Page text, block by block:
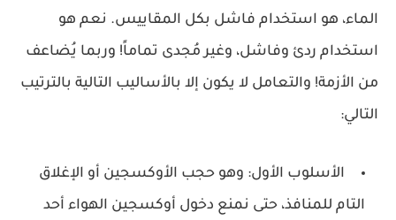
الماء، هو استخدام فاشل بكل المقاييس. نعم هو
استخدام ردئ وفاشل، وغير مُجدى تماماً! وربما يُضاعف
من الأزمة! والتعامل لا يكون إلا بالأساليب التالية بالترتيب
التالي:
الأسلوب الأول: وهو حجب الأوكسجين أو الإغلاق
التام للمنافذ، حتى نمنع دخول أوكسجين الهواء أحد